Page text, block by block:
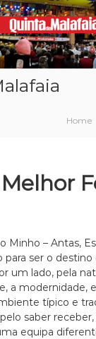
Home
Minho – Antas,
ser o
um lado, pela
a modernidade,
típico e
saber
equipa